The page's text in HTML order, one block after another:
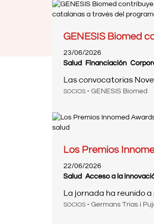
GENESIS Biomed
23/06/2026
Salud
Financiación
Las convocatorias
SOCIOS - GENESIS Biomed
Los Premios
22/06/2026
Salud
Acceso a la
La jornada ha reunido
SOCIOS - Germans Trias i